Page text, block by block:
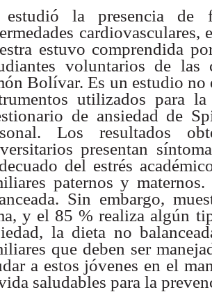
estudió la presencia de
estuvo comprendida
voluntarios de las
Bolívar. Es un estudio no
utilizados para la
de ansiedad de
Los resultados
presentan
del estrés
paternos y
Sin embargo,
y el 85 % realiza algún
la dieta no
que deben ser
a estos jóvenes en el
saludables para la